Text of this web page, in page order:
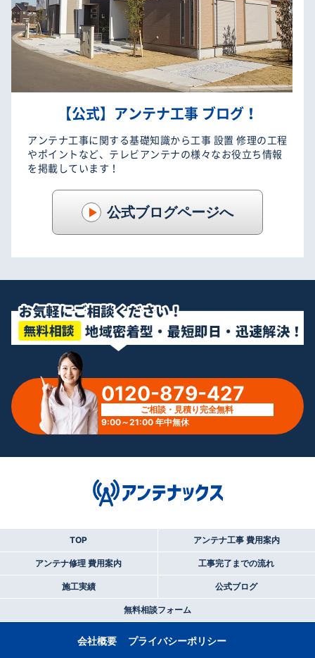
【公式】アンテナ工事 ブログ！
アンテナ工事に関する基礎知識から工事 設置 修理の工程
やポイントなど、テレビアンテナの様々なお役立ち情報
を掲載しています！
公式ブログページへ
0120-879-427
ご相談・見積り完全無料
9:00～21:00 年中無休
TOP アンテナ工事 費用案内
アンテナ修理 費用案内 工事完了までの流れ
施工実績 公式ブログ
無料相談フォーム
会社概要 プライバシーポリシー